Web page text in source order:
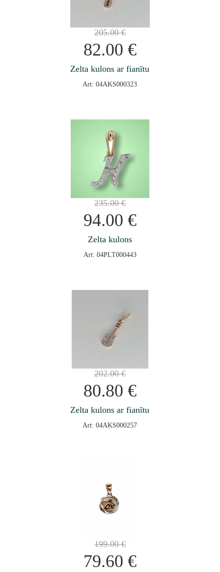
205.00€
82.00 €
Zelta kulons ar fianītu
Art: 04AKS000323
235.00€
94.00 €
Zelta kulons
Art: 04PLT000443
202.00€
80.80 €
Zelta kulons ar fianītu
Art: 04AKS000257
199.00€
79.60 €